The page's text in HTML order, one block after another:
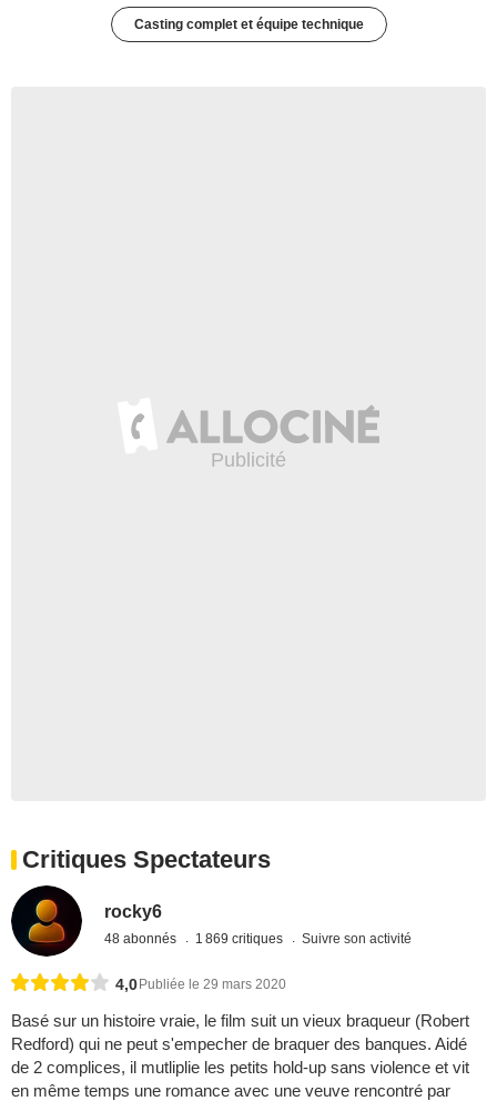
Casting complet et équipe technique
Critiques Spectateurs
rocky6
48 abonnés 1 869 critiques Suivre son activité
4,0 Publiée le 29 mars 2020
Basé sur un histoire vraie, le film suit un vieux braqueur (Robert
Redford) qui ne peut s'empecher de braquer des banques. Aidé
de 2 complices, il mutliplie les petits hold-up sans violence et vit
en même temps une romance avec une veuve rencontré par